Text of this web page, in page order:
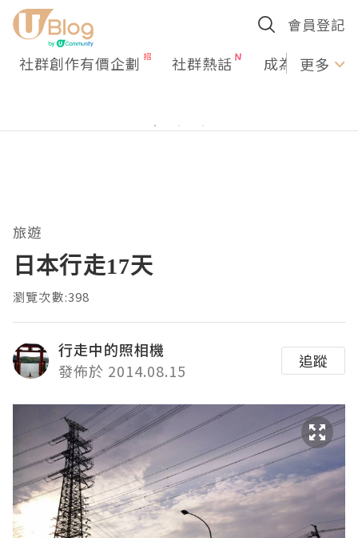
會員登記
社群創作有價企劃 社群熱話 成為U更多
旅遊
日本行走17天
瀏覽次數:398
行走中的照相機
發佈於 2014.08.15
追蹤